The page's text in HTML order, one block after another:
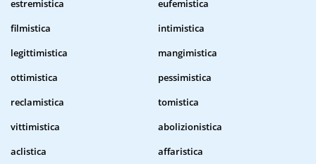
estremistica
eufemistica
filmistica
intimistica
legittimistica
mangimistica
ottimistica
pessimistica
reclamistica
tomistica
vittimistica
abolizionistica
aclistica
affaristica